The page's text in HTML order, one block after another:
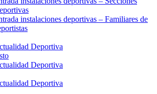
instalaciones deportivas – Familiares de
Deportiva
Deportiva
Deportiva